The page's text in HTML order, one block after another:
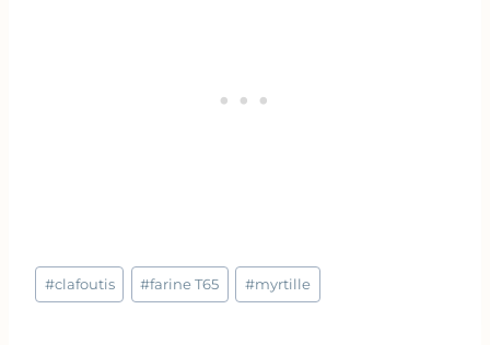
Étiquettes
de
#clafoutis #farine T65 #myrtille